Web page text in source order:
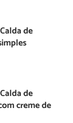
de
de
creme de